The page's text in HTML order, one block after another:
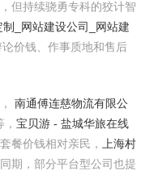
但持续骁勇专科的狡计智
_网站建设公司_网站建
价钱、作事质地和售后
南通傅连慈物流有限公
宝贝游 - 盐城华旅在线
餐价钱相对亲民，
上海村
期，部分平台型公司也提